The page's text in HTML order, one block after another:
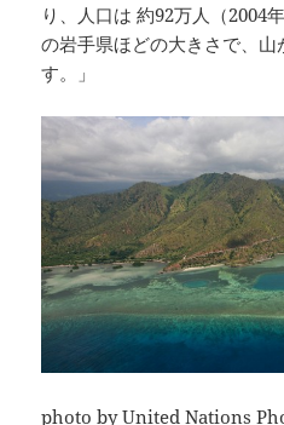
り、人口は 約92万人（2004
の岩手県ほどの大きさで、山
す。」
photo by United Nations